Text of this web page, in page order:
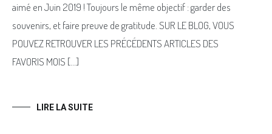
aimé en Juin 2019 ! Toujours le même objectif : garder des
souvenirs, et faire preuve de gratitude. SUR LE BLOG, VOUS
POUVEZ RETROUVER LES PRÉCÉDENTS ARTICLES DES
FAVORIS MOIS […]
LIRE LA SUITE